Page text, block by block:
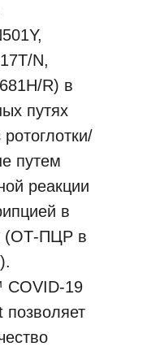
гены-
гены-
RdRP).
гены-
(ген RdRP,
слюны.
(с
N,
R) в
путях
путем
реакции
в
(ОТ-ПЦР в
COVID-19
позволяет